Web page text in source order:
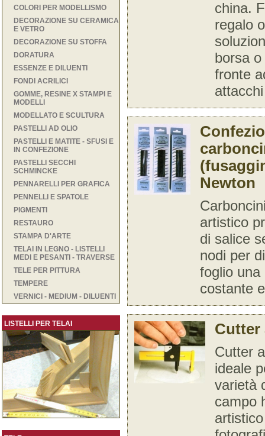
COLORI PER MODELLISMO
DECORAZIONE SU CERAMICA
E VETRO
DECORAZIONE SU STOFFA
DORATURA
ESSENZE E DILUENTI
FONDI ACRILICI
GOMME, RESINE X STAMPI E
MODELLI
MODELLATO E SCULTURA
PASTELLI AD OLIO
PASTELLI E MATITE - SFUSI E
IN CONFEZIONE
PASTELLI SECCHI
SCHMINCKE
PENNARELLI PER GRAFICA
PENNELLI E SPATOLE
PIGMENTI
RESTAURO
STAMPA D'ARTE
TELAI IN LEGNO - LISTELLI
MEDI E PESANTI - TRAVERSE
TELE PER PITTURA
TEMPERE
VERNICI - MEDIUM - DILUENTI
LISTELLI PER TELAI
china.
regalo
borsa
fronte
Newton
artistico
di salice
nodi per
foglio una
costante
Cutter
Cutter
ideale
varietà
campo